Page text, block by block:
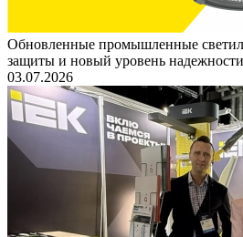
Обновленные промышленные
защиты и новый уровень надежности
03.07.2026